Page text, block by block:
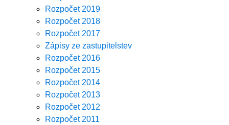
Rozpočet 2019
Rozpočet 2018
Rozpočet 2017
Zápisy ze zastupitelstev
Rozpočet 2016
Rozpočet 2015
Rozpočet 2014
Rozpočet 2013
Rozpočet 2012
Rozpočet 2011